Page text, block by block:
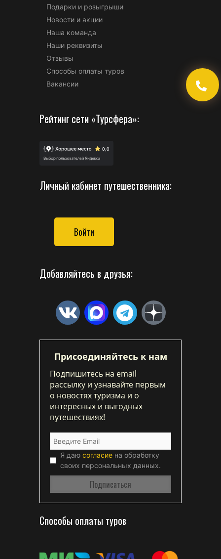
Подарки и розыгрыши
Новости и акции
Наша команда
Наши реквизиты
Отзывы
Способы оплаты туров
Вакансии
Рейтинг сети «Турсфера»:
Личный кабинет путешественника:
Войти
Добавляйтесь в друзья:
Присоединяйтесь к нам
Подпишитесь на email
рассылку и узнавайте первым
о новостях туризма и о
интересных и выгодных
путешествиях!
Я даю согласие на обработку
своих персональных данных.
Способы оплаты туров